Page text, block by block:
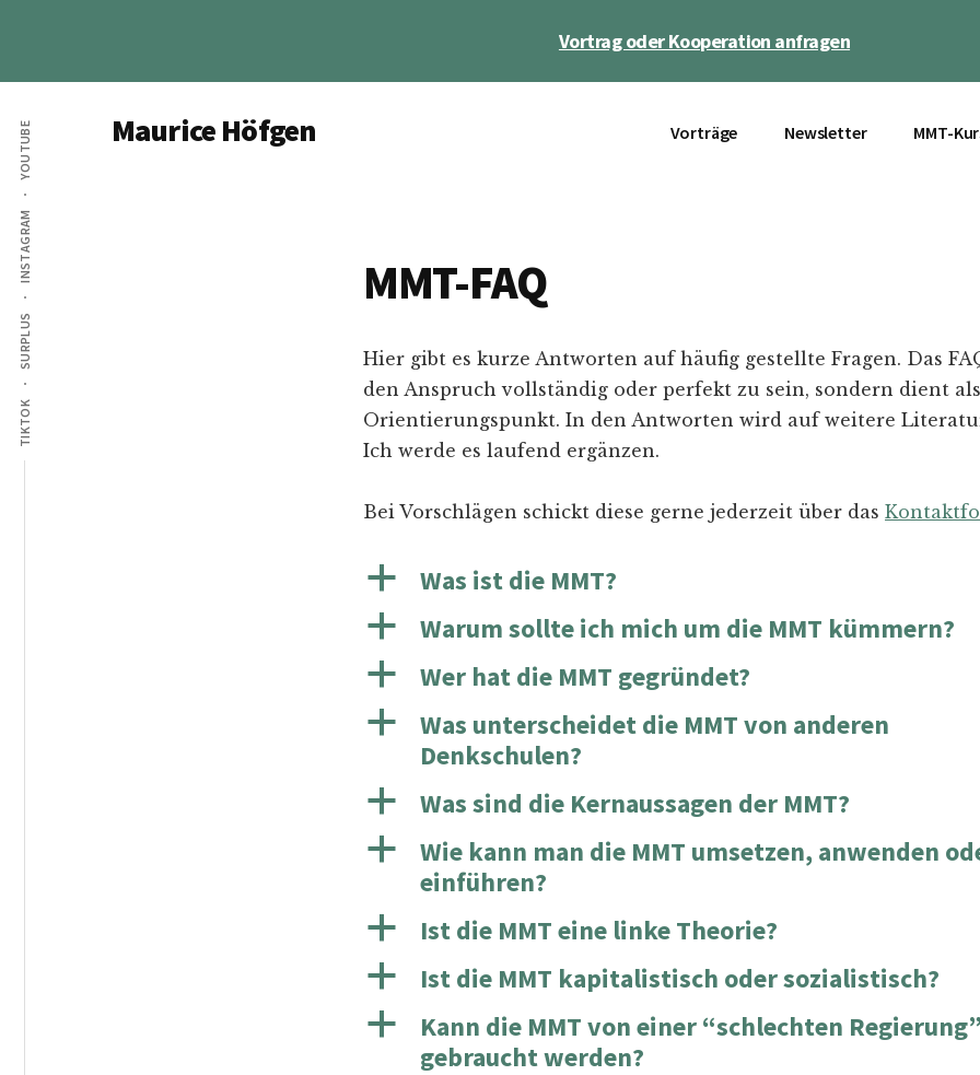
Vortrag oder Kooperation anfragen
Additional
menu
TIKTOK
SURPLUS
INSTAGRAM
YOUTUBE Maurice Höfgen Vorträge Newsletter MMT-
MMT-FAQ
Hier gibt es kurze Antworten auf häufig gestellte Fragen. Das
den Anspruch vollständig oder perfekt zu sein, sondern dient
Orientierungspunkt. In den Antworten wird auf weitere
Ich werde es laufend ergänzen.
Bei Vorschlägen schickt diese gerne jederzeit über das
a Was ist die MMT?
a Warum sollte ich mich um die MMT kümmern?
a Wer hat die MMT gegründet?
a
Was unterscheidet die MMT von anderen
Denkschulen?
a Was sind die Kernaussagen der MMT?
a
Wie kann man die MMT umsetzen, anwenden
einführen?
a Ist die MMT eine linke Theorie?
a Ist die MMT kapitalistisch oder sozialistisch?
a
Kann die MMT von einer “schlechten Regierung”
gebraucht werden?